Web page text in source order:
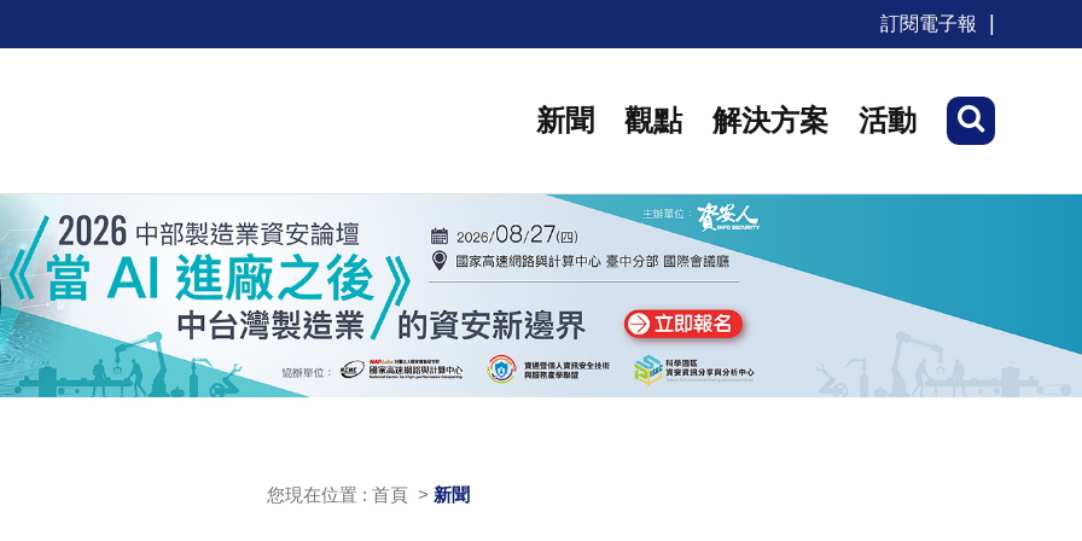
訂閱電子報
新聞 觀點 解決方案 活動
您現在位置 : 首頁 > 新聞